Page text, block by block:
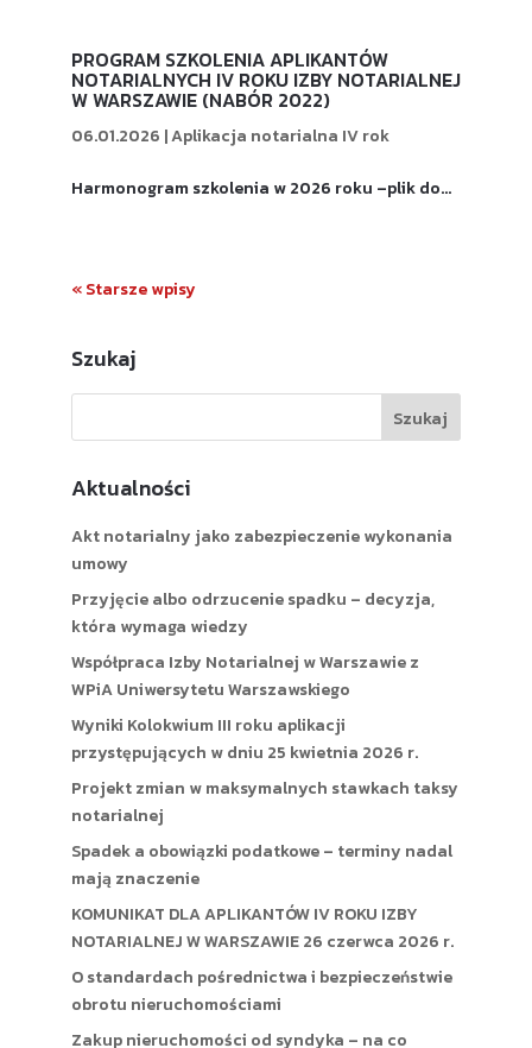
PROGRAM SZKOLENIA APLIKANTÓW
NOTARIALNYCH IV ROKU IZBY NOTARIALNEJ
W WARSZAWIE (NABÓR 2022)
06.01.2026 |Aplikacja notarialna IV rok
Harmonogram szkolenia w 2026 roku –plik do...
« Starsze wpisy
Szukaj
Aktualności
Akt notarialny jako zabezpieczenie wykonania
umowy
Przyjęcie albo odrzucenie spadku – decyzja,
która wymaga wiedzy
Współpraca Izby Notarialnej w Warszawie z
WPiA Uniwersytetu Warszawskiego
Wyniki Kolokwium III roku aplikacji
przystępujących w dniu 25 kwietnia 2026 r.
Projekt zmian w maksymalnych stawkach taksy
notarialnej
Spadek a obowiązki podatkowe – terminy nadal
mają znaczenie
KOMUNIKAT DLA APLIKANTÓW IV ROKU IZBY
NOTARIALNEJ W WARSZAWIE 26 czerwca 2026 r.
O standardach pośrednictwa i bezpieczeństwie
obrotu nieruchomościami
Zakup nieruchomości od syndyka – na co